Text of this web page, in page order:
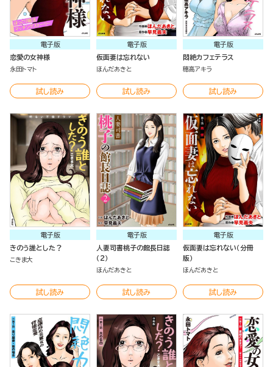
電子版
恋愛の女神様
永田トマト
試し読み
電子版
仮面妻は忘れない
ほんだあきと
試し読み
電子版
悶絶カフェテラス
穂高アキラ
試し読み
電子版
きのう誰とした？
こきま大
試し読み
電子版
人妻司書桃子の館長日誌
（2）
ほんだあきと
試し読み
電子版
仮面妻は忘れない（分冊
版）
ほんだあきと
試し読み